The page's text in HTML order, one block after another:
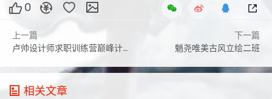
0
上一篇
卢帅设计师求职训练营巅峰计划3.0课程
下一篇
魈尧唯美古风立绘二班
相关文章